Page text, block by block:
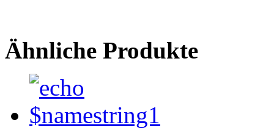
Ähnliche Produkte